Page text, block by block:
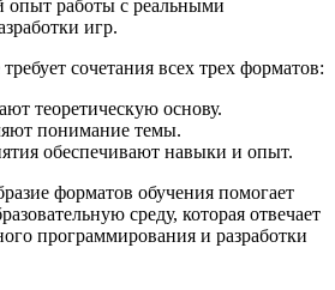
работы с реальными
игр.
сочетания всех трех форматов:
теоретическую основу.
понимание темы.
обеспечивают навыки и опыт.
форматов обучения помогает
среду, которая отвечает
программирования и разработки